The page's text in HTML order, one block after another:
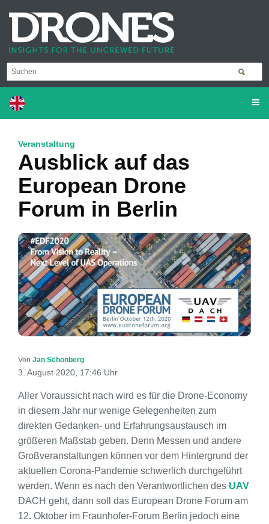
Veranstaltung
Ausblick auf das
European Drone
Forum in Berlin
Von Jan Schönberg
3. August 2020, 17:46 Uhr
Aller Voraussicht nach wird es für die Drone-Economy
in diesem Jahr nur wenige Gelegenheiten zum
direkten Gedanken- und Erfahrungsaustausch im
größeren Maßstab geben. Denn Messen und andere
Großveranstaltungen können vor dem Hintergrund der
aktuellen Corona-Pandemie schwerlich durchgeführt
werden. Wenn es nach den Verantwortlichen des UAV
DACH geht, dann soll das European Drone Forum am
12. Oktober im Fraunhofer-Forum Berlin jedoch eine